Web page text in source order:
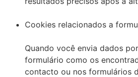
Cookies relacionados a
Quando você envia dados
formulário como os
contacto ou nos formulários